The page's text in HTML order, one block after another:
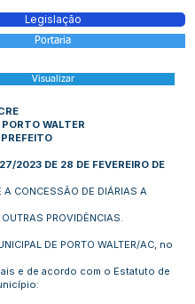
Legislação
Portaria
Visualizar
WALTER
2023 DE 28 DE FEVEREIRO DE
A CONCESSÃO DE DIÁRIAS A
PROVIDÊNCIAS.
DE PORTO WALTER/AC, no
e de acordo com o Estatuto de